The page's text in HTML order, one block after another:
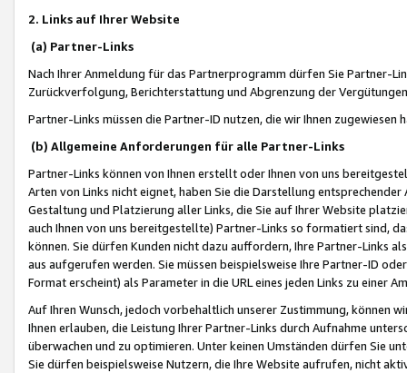
2. Links auf Ihrer Website
(a) Partner-Links
Nach Ihrer Anmeldung für das Partnerprogramm dürfen Sie Partner-
Zurückverfolgung, Berichterstattung und Abgrenzung der
Partner-Links müssen die Partner-ID nutzen, die wir Ihnen zugewiesen
(b) Allgemeine Anforderungen für alle Partner-Links
Partner-Links können von Ihnen erstellt oder Ihnen von uns
Arten von Links nicht eignet, haben Sie die Darstellung
Gestaltung und Platzierung aller Links, die Sie auf Ihrer Website
auch Ihnen von uns bereitgestellte) Partner-Links so formatiert sind,
können. Sie dürfen Kunden nicht dazu auffordern, Ihre Partner-Links
aus aufgerufen werden. Sie müssen beispielsweise Ihre Partner-ID
Format erscheint) als Parameter in die URL eines jeden Links zu einer
Auf Ihren Wunsch, jedoch vorbehaltlich unserer Zustimmung, können
Ihnen erlauben, die Leistung Ihrer Partner-Links durch Aufnahme
überwachen und zu optimieren. Unter keinen Umständen dürfen Sie
Sie dürfen beispielsweise Nutzern, die Ihre Website aufrufen, nicht